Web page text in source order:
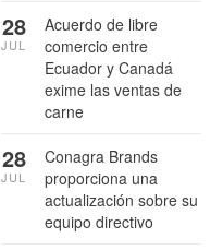
Acuerdo de libre
comercio entre
Ecuador y Canadá
exime las ventas de
carne
28
JUL
Conagra Brands
proporciona una
actualización sobre su
equipo directivo
28
JUL